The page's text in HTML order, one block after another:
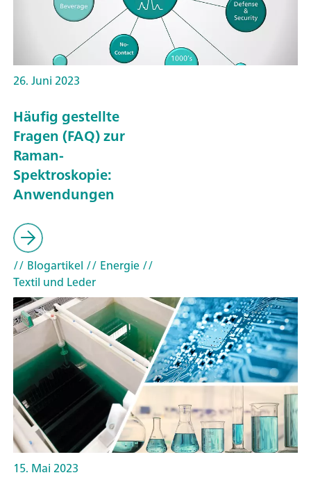
26. Juni 2023
Häufig gestellte
Fragen (FAQ) zur
Raman-
Spektroskopie:
Anwendungen
// Blogartikel // Energie//
Textil und Leder
15. Mai 2023